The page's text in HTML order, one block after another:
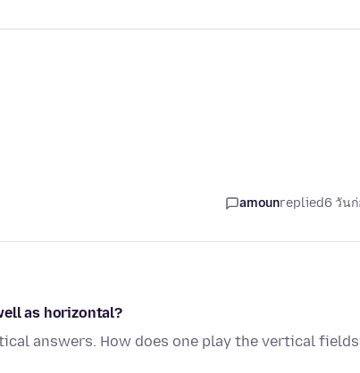
amounreplied6 วัน
as horizontal?
answers. How does one play the vertical